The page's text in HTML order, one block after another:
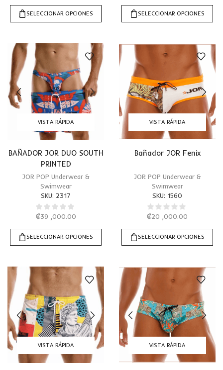
SELECCIONAR OPCIONES SELECCIONAR OPCIONES
VISTA RÁPIDA
BAÑADOR JOR DUO SOUTH
PRINTED
JOR POP Underwear &
Swimwear
SKU: 2317
₡39 ,000.00
SELECCIONAR OPCIONES
VISTA RÁPIDA
Bañador JOR Fenix
JOR POP Underwear &
Swimwear
SKU: 1560
₡20 ,000.00
SELECCIONAR OPCIONES
VISTA RÁPIDA VISTA RÁPIDA